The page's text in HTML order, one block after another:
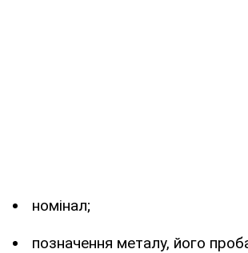
номінал;
позначення металу, його